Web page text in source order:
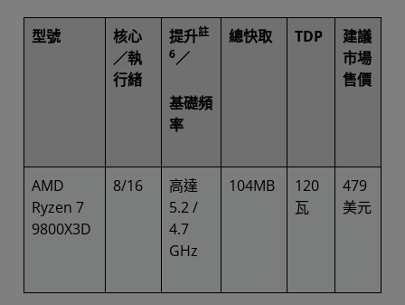
型號
核心
／執
行緒
提升註
6／
基礎頻
率
總快取 TDP
建議
市場
售價
AMD
Ryzen 7
9800X3D
8/16
高達
5.2 /
4.7
GHz
104MB
120
瓦
479
美元